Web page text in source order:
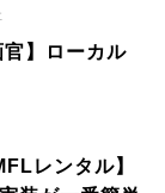
官】ローカル
レンタル】